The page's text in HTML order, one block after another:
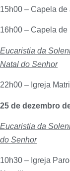
15h00 – Capela de
16h00 – Capela
Eucaristia da
Natal do Senhor
22h00 – Igreja
25 de dezembro
Eucaristia da
do Senhor
10h30 – Igreja